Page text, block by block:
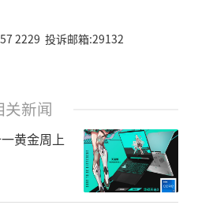
2229 投诉邮箱:29132
关新闻
黄金周上